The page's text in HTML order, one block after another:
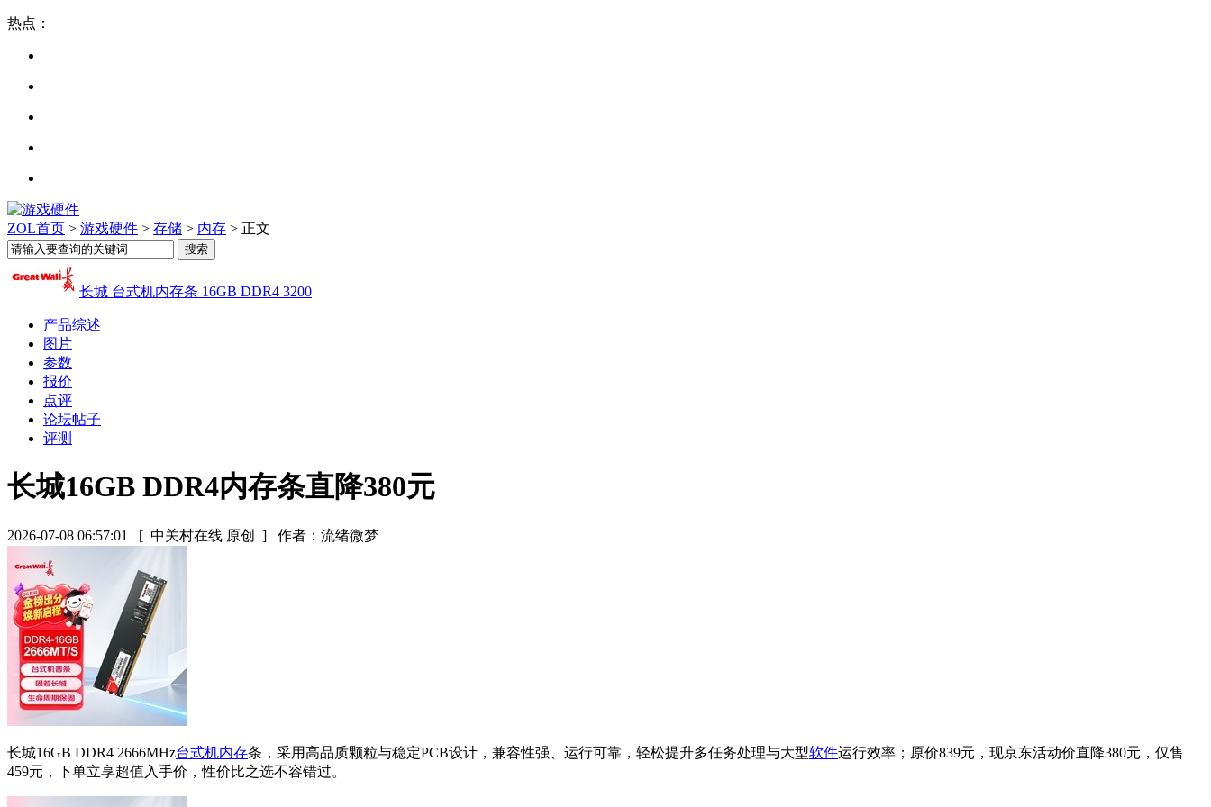
热点：
ZOL首页 > 游戏硬件 > 存储 > 内存 > 正文
长城 台式机内存条 16GB DDR4 3200
产品综述
图片
参数
报价
点评
论坛帖子
评测
长城16GB DDR4内存条直降380元
2026-07-08 06:57:01 [ 中关村在线 原创 ] 作者：流绪微梦
长城16GB DDR4 2666MHz台式机内存条，采用高品质颗粒与稳定PCB设计，兼容性强、运行可靠，轻松提升多任务处理与大型软件运行效率；原价839元，现京东活动价直降380元，仅售
459元，下单立享超值入手价，性价比之选不容错过。